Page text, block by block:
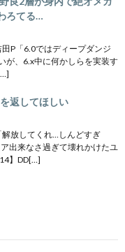
ろてる…
P「6.0ではディープダンジ
が、6.x中に何かしらを実装す
返してほしい
放してくれ…しんどすぎ
出来なさ過ぎて壊れかけたユ
】DD[…]